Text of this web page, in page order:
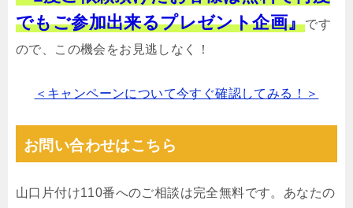
でもご参加出来るプレゼント企画』です
ので、この機会をお見逃しなく！
＜キャンペーンについて今すぐ確認してみる！＞
お問い合わせはこちら
山口片付け110番へのご相談は完全無料です。あなたの